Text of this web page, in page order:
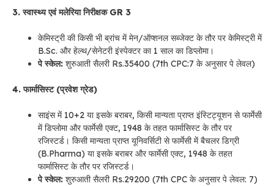
3. स्वास्थ्य एवं मलेरिया निरीक्षक GR 3
केमिस्ट्री की किसी भी ब्रांच में मेन/ऑप्शनल सब्जेक्ट के तौर पर केमिस्ट्री में
B.Sc. और हेल्थ/सेनेटरी इंस्पेक्टर का 1 साल का डिप्लोमा।
पे स्केल: शुरुआती सैलरी Rs.35400 (7th CPC:7 के अनुसार पे लेवल)
4. फार्मासिस्ट (प्रवेश ग्रेड)
साइंस में 10+2 या इसके बराबर, किसी मान्यता प्राप्त इंस्टिट्यूशन से फार्मेसी
में डिप्लोमा और फार्मेसी एक्ट, 1948 के तहत फार्मासिस्ट के तौर पर
रजिस्टर्ड। किसी मान्यता प्राप्त यूनिवर्सिटी से फार्मेसी में बैचलर डिग्री
(B.Pharma) या इसके बराबर और फार्मेसी एक्ट, 1948 के तहत
फार्मासिस्ट के तौर पर रजिस्टर्ड।
पे स्केल: शुरुआती सैलरी Rs.29200 (7th CPC के अनुसार पे लेवल: 7)